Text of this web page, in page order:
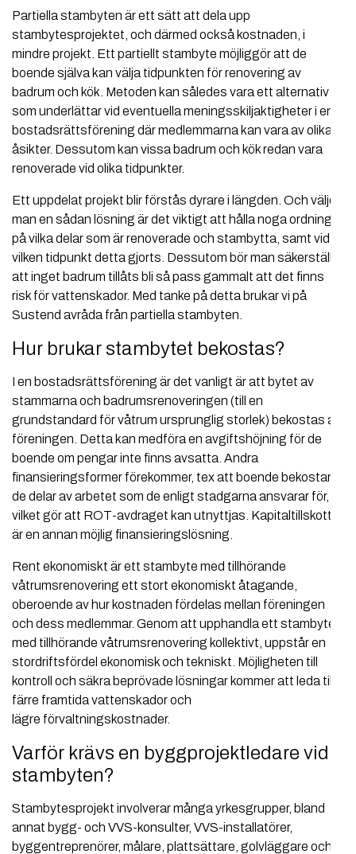
Partiella stambyten är ett sätt att dela upp
stambytesprojektet, och därmed också kostnaden, i
mindre projekt. Ett partiellt stambyte möjliggör att de
boende själva kan välja tidpunkten för renovering av
badrum och kök. Metoden kan således vara ett alternativ
som underlättar vid eventuella meningsskiljaktigheter i en
bostadsrättsförening där medlemmarna kan vara av olika
åsikter. Dessutom kan vissa badrum och kök redan vara
renoverade vid olika tidpunkter.
Ett uppdelat projekt blir förstås dyrare i längden. Och väljer
man en sådan lösning är det viktigt att hålla noga ordning
på vilka delar som är renoverade och stambytta, samt vid
vilken tidpunkt detta gjorts. Dessutom bör man säkerställa
att inget badrum tillåts bli så pass gammalt att det finns
risk för vattenskador. Med tanke på detta brukar vi på
Sustend avråda från partiella stambyten.
Hur brukar stambytet bekostas?
I en bostadsrättsförening är det vanligt är att bytet av
stammarna och badrumsrenoveringen (till en
grundstandard för våtrum ursprunglig storlek) bekostas av
föreningen. Detta kan medföra en avgiftshöjning för de
boende om pengar inte finns avsatta. Andra
finansieringsformer förekommer, tex att boende bekostar
de delar av arbetet som de enligt stadgarna ansvarar för,
vilket gör att ROT-avdraget kan utnyttjas. Kapitaltillskott
är en annan möjlig finansieringslösning.
Rent ekonomiskt är ett stambyte med tillhörande
våtrumsrenovering ett stort ekonomiskt åtagande,
oberoende av hur kostnaden fördelas mellan föreningen
och dess medlemmar. Genom att upphandla ett stambyte
med tillhörande våtrumsrenovering kollektivt, uppstår en
stordriftsfördel ekonomisk och tekniskt. Möjligheten till
kontroll och säkra beprövade lösningar kommer att leda till
färre framtida vattenskador och
lägre förvaltningskostnader.
Varför krävs en byggprojektledare vid
stambyten?
Stambytesprojekt involverar många yrkesgrupper, bland
annat bygg- och VVS-konsulter, VVS-installatörer,
byggentreprenörer, målare, plattsättare, golvläggare och